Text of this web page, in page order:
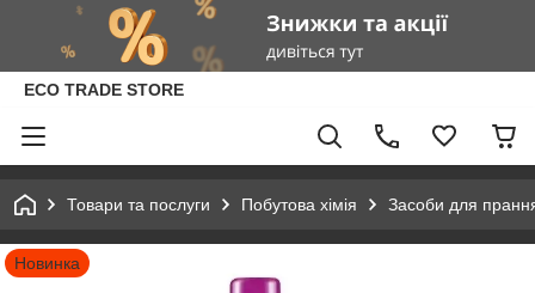
ECO TRADE STORE
Товари та послуги Побутова хімія Засоби для
Новинка